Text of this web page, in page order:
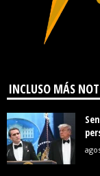
INCLUSO MÁS